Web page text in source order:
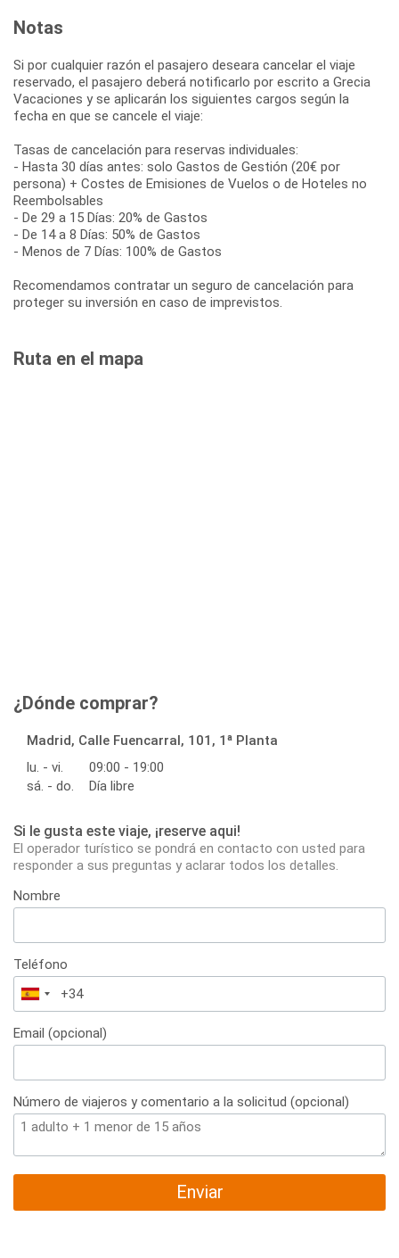
Notas
Si por cualquier razón el pasajero deseara cancelar el viaje
reservado, el pasajero deberá notificarlo por escrito a Grecia
Vacaciones y se aplicarán los siguientes cargos según la
fecha en que se cancele el viaje:
Tasas de cancelación para reservas individuales:
- Hasta 30 días antes: solo Gastos de Gestión (20€ por
persona) + Costes de Emisiones de Vuelos o de Hoteles no
Reembolsables
- De 29 a 15 Días: 20% de Gastos
- De 14 a 8 Días: 50% de Gastos
- Menos de 7 Días: 100% de Gastos
Recomendamos contratar un seguro de cancelación para
proteger su inversión en caso de imprevistos.
Ruta en el mapa
¿Dónde comprar?
Madrid, Calle Fuencarral, 101, 1ª Planta
lu. - vi.
09:00 - 19:00
sá. - do.
Día libre
Si le gusta este viaje, ¡reserve aqui!
El operador turístico se pondrá en contacto con usted para
responder a sus preguntas y aclarar todos los detalles.
Nombre
Teléfono
España
+34
Email (opcional)
Número de viajeros y comentario a la solicitud (opcional)
Enviar